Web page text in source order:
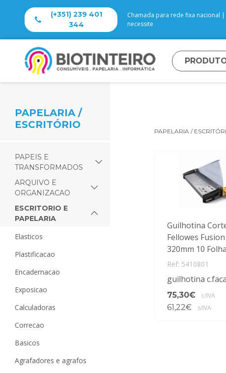
(+351) 239 401
344
Chamada para rede fixa nacional
necessite
PAPELARIA /
ESCRITÓRIO
PAPEIS E
TRANSFORMADOS
ARQUIVO E
ORGANIZACAO
ESCRITORIO E
PAPELARIA
elasticos
plastificacao
encadernacao
exposicao
calculadoras
correcao
basicos
agrafadores e agrafos
PAPELARIA /
Guilhotina
Fellowes
320mm 10
Ref: 5410801
guilhotina c.faca
75,30€ c/IVA
61,22€ s/IVA